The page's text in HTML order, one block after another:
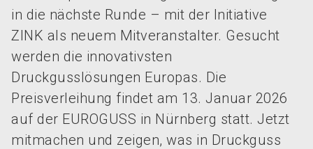
in die nächste Runde – mit der Initiative
ZINK als neuem Mitveranstalter. Gesucht
werden die innovativsten
Druckgusslösungen Europas. Die
Preisverleihung findet am 13. Januar 2026
auf der EUROGUSS in Nürnberg statt. Jetzt
mitmachen und zeigen, was in Druckguss